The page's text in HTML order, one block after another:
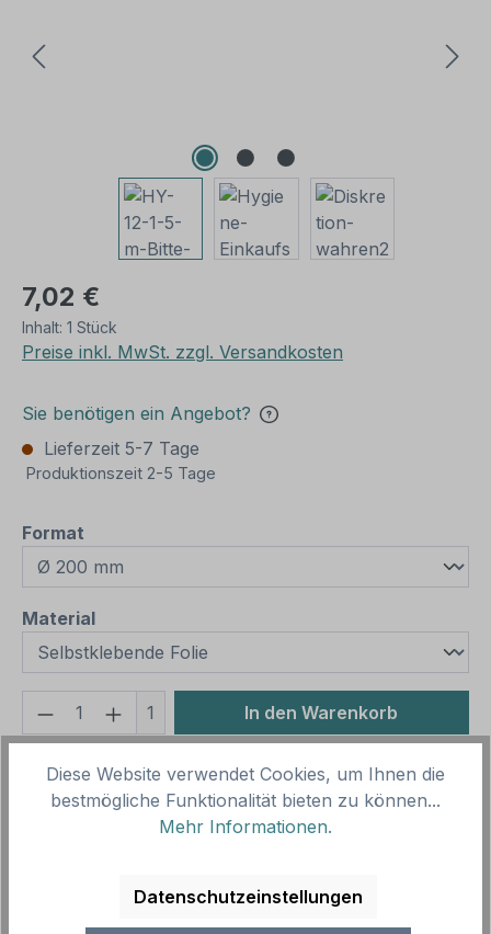
7,02 €
Inhalt: 1 Stück
Preise inkl. MwSt. zzgl. Versandkosten
Sie benötigen ein Angebot?
Lieferzeit 5-7 Tage
Produktionszeit 2-5 Tage
Format
Materialauswählen
Produkt Anzahl: Gib den
1 In den Warenkorb
Produktnummer: SH12651.4
Vorlagenummer: HY-12
Hygienehinweis Bitte 1,5 m Abstand halten - als
Diese Website verwendet Cookies, um Ihnen die
bestmögliche Funktionalität bieten zu können...
Mehr Informationen.
Datenschutzeinstellungen